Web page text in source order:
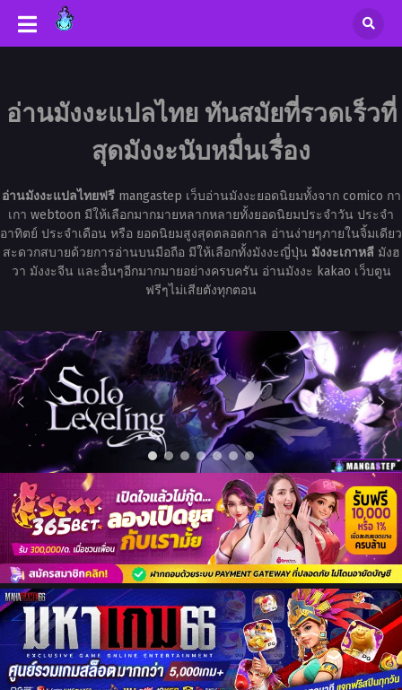
อ่านมังงะแปลไทย ทันสมัยที่รวดเร็วที่
สุดมังงะนับหมื่นเรื่อง
อ่านมังงะแปลไทยฟรีmangastep เว็บอ่านมังงะยอดนิยมทั้งจาก comico กา
เกา webtoon มีให้เลือกมากมายหลากหลายทั้งยอดนิยมประจำวัน ประจำ
อาทิตย์ ประจำเดือน หรือ ยอดนิยมสูงสุดตลอดกาล อ่านง่ายๆภายในจิ้มเดียว
สะดวกสบายด้วยการอ่านบนมือถือ มีให้เลือกทั้งมังงะญี่ปุ่น มังงะเกาหลีมังฮ
วา มังงะจีน และอื่นๆอีกมากมายอย่างครบครัน อ่านมังงะ kakao เว็บตูน
ฟรีๆไม่เสียตังทุกตอน